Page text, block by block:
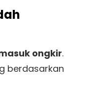
ongkir.
berdasarkan